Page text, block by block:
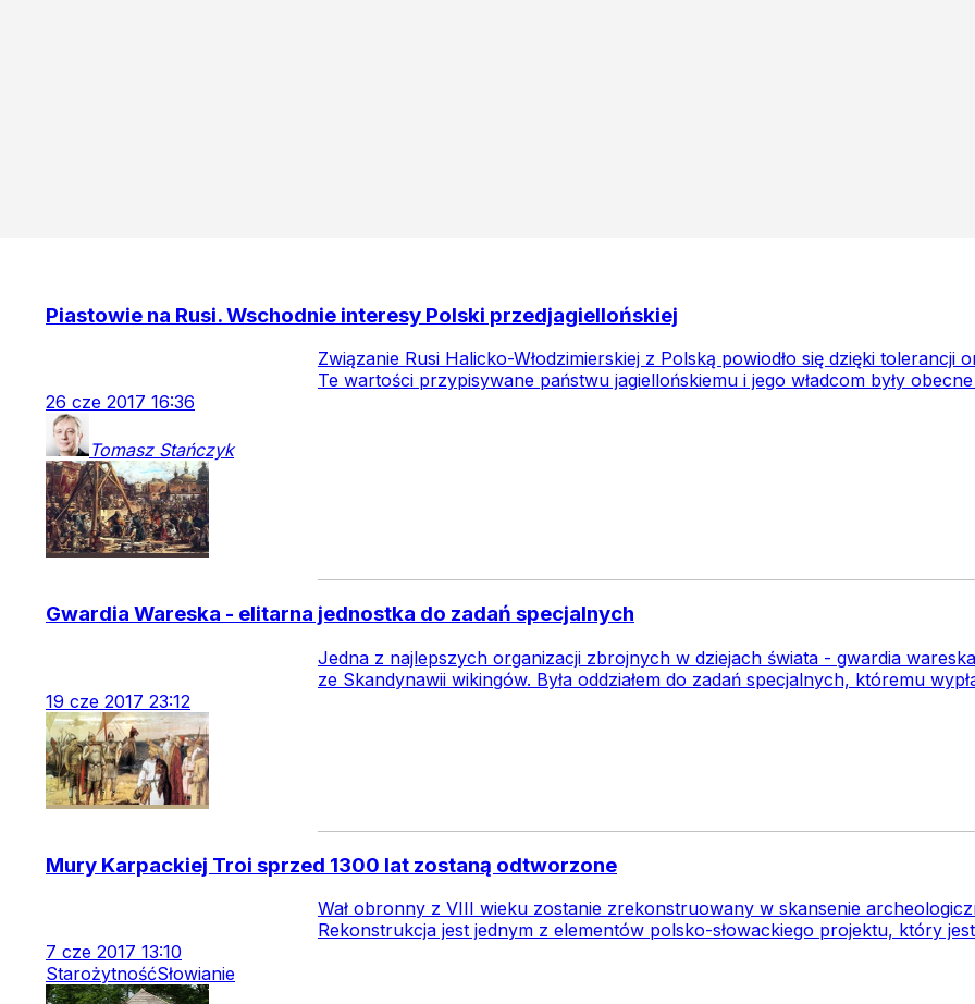
Piastowie na Rusi. Wschodnie interesy Polski przedjagiellońskiej
Związanie Rusi Halicko-Włodzimierskiej z Polską powiodło się dzięki
Te wartości przypisywane państwu jagiellońskiemu i jego władcom były
26 cze 2017 16:36
Tomasz Stańczyk
Gwardia Wareska - elitarna jednostka do zadań specjalnych
Jedna z najlepszych organizacji zbrojnych w dziejach świata - gwardia
ze Skandynawii wikingów. Była oddziałem do zadań specjalnych, któremu
19 cze 2017 23:12
Mury Karpackiej Troi sprzed 1300 lat zostaną odtworzone
Wał obronny z VIII wieku zostanie zrekonstruowany w skansenie
Rekonstrukcja jest jednym z elementów polsko-słowackiego projektu, który
7 cze 2017 13:10
StarożytnośćSłowianie